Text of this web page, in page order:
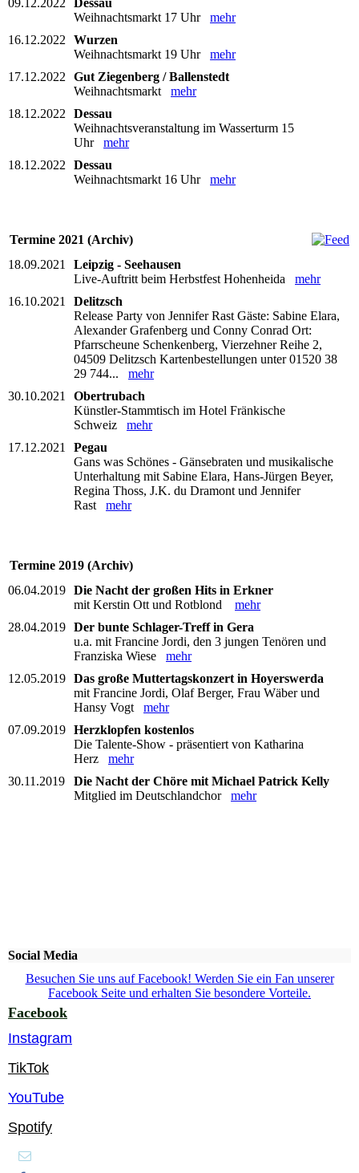
09.12.2022
Dessau
Weihnachtsmarkt 17 Uhr mehr
16.12.2022
Wurzen
Weihnachtsmarkt 19 Uhr mehr
17.12.2022
Gut Ziegenberg / Ballenstedt
Weihnachtsmarkt mehr
18.12.2022
Dessau
Weihnachtsveranstaltung im Wasserturm 15
Uhr mehr
18.12.2022
Dessau
Weihnachtsmarkt 16 Uhr mehr
Termine 2021 (Archiv)
18.09.2021
Leipzig - Seehausen
Live-Auftritt beim Herbstfest Hohenheida mehr
16.10.2021
Delitzsch
Release Party von Jennifer Rast Gäste: Sabine Elara,
Alexander Grafenberg und Conny Conrad Ort:
Pfarrscheune Schenkenberg, Vierzehner Reihe 2,
04509 Delitzsch Kartenbestellungen unter 01520 38
29 744... mehr
30.10.2021
Obertrubach
Künstler-Stammtisch im Hotel Fränkische
Schweiz mehr
17.12.2021
Pegau
Gans was Schönes - Gänsebraten und musikalische
Unterhaltung mit Sabine Elara, Hans-Jürgen Beyer,
Regina Thoss, J.K. du Dramont und Jennifer
Rast mehr
Termine 2019 (Archiv)
06.04.2019 Die Nacht der großen Hits in Erkner
mit Kerstin Ott und Rotblond mehr
28.04.2019 Der bunte Schlager-Treff in Gera
u.a. mit Francine Jordi, den 3 jungen Tenören und
Franziska Wiese mehr
12.05.2019 Das große Muttertagskonzert in Hoyerswerda
mit Francine Jordi, Olaf Berger, Frau Wäber und
Hansy Vogt mehr
07.09.2019 Herzklopfen kostenlos
Die Talente-Show - präsentiert von Katharina
Herz mehr
30.11.2019
Die Nacht der Chöre mit Michael Patrick Kelly
Mitglied im Deutschlandchor mehr
Social Media
Besuchen Sie uns auf Facebook! Werden Sie ein Fan unserer
Facebook Seite und erhalten Sie besondere Vorteile.
Facebook
Instagram
TikTok
YouTube
Spotify